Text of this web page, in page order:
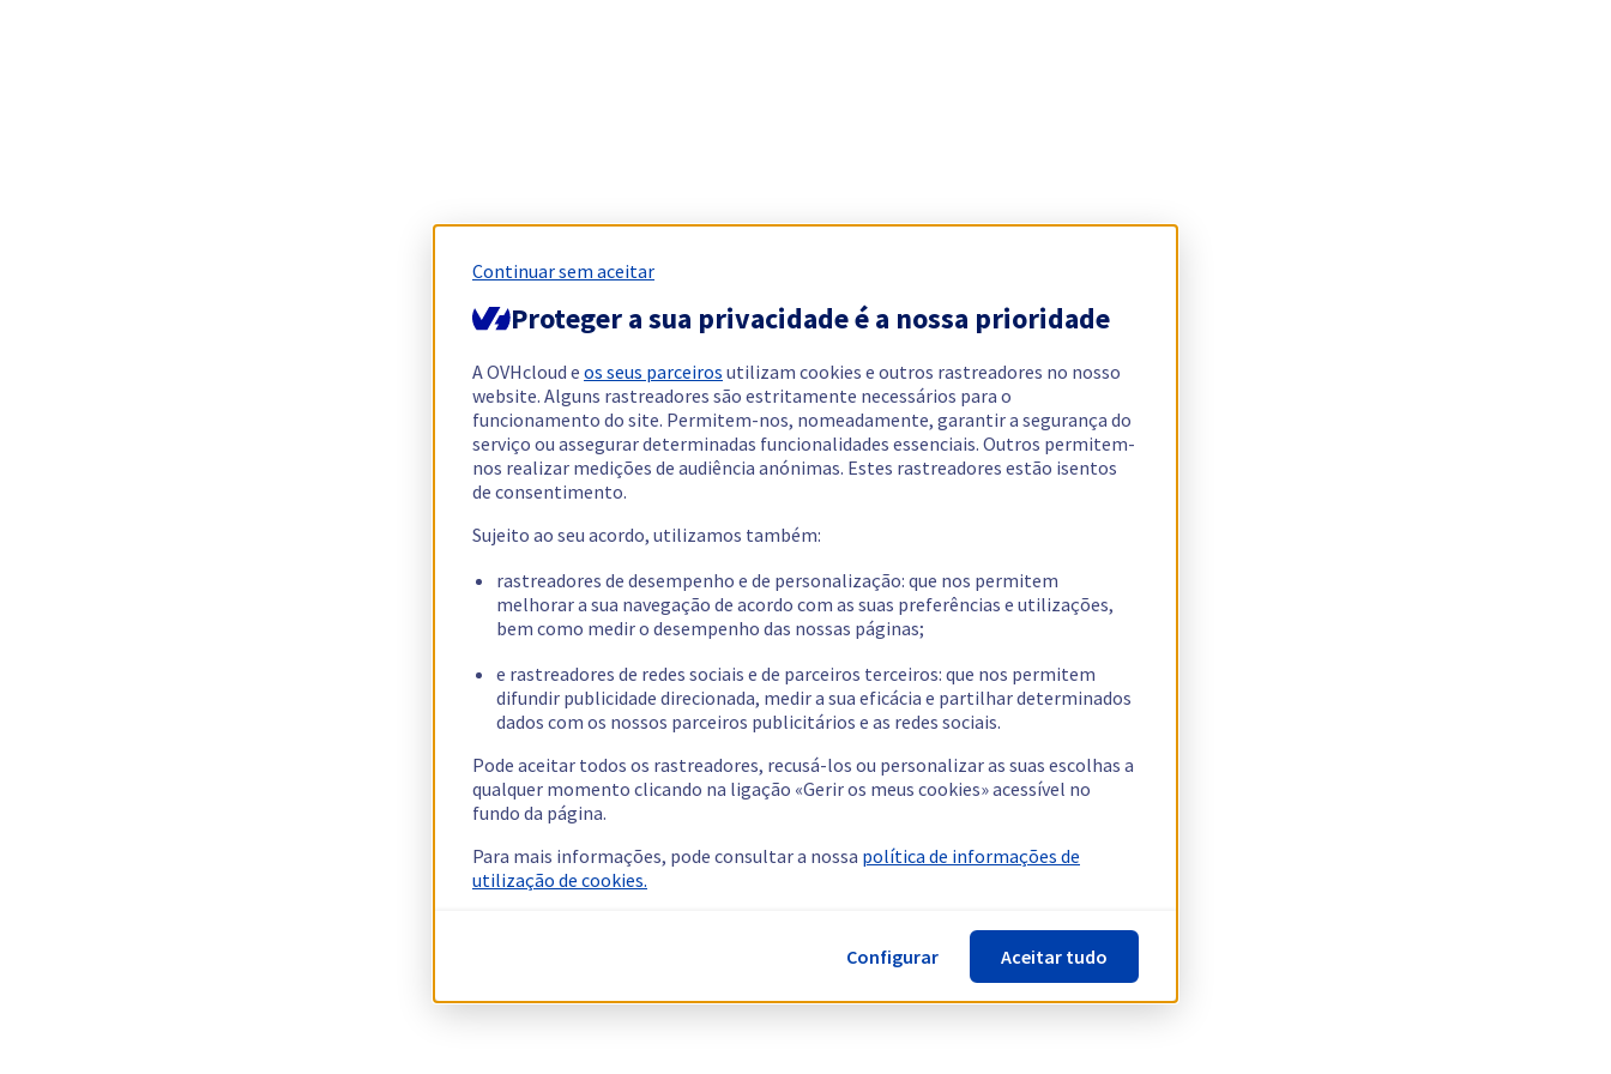
Continuar sem aceitar
Proteger a sua privacidade é a nossa prioridade
A OVHcloud e os seus parceiros utilizam cookies e outros rastreadores no nosso
website. Alguns rastreadores são estritamente necessários para o
funcionamento do site. Permitem-nos, nomeadamente, garantir a segurança do
serviço ou assegurar determinadas funcionalidades essenciais. Outros permitem-
nos realizar medições de audiência anónimas. Estes rastreadores estão isentos
de consentimento.
Sujeito ao seu acordo, utilizamos também:
rastreadores de desempenho e de personalização: que nos permitem
melhorar a sua navegação de acordo com as suas preferências e utilizações,
bem como medir o desempenho das nossas páginas;
e rastreadores de redes sociais e de parceiros terceiros: que nos permitem
difundir publicidade direcionada, medir a sua eficácia e partilhar determinados
dados com os nossos parceiros publicitários e as redes sociais.
Pode aceitar todos os rastreadores, recusá-los ou personalizar as suas escolhas a
qualquer momento clicando na ligação «Gerir os meus cookies» acessível no
fundo da página.
Para mais informações, pode consultar a nossa política de informações de
utilização de cookies.
Configurar Aceitar tudo